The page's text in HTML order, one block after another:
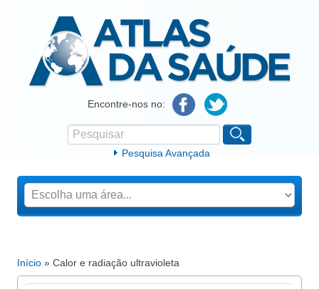
Atlas da SaúdeEncontre-nos no:
Formulário de procura
Pesquisar
Pesquisa Avançada
Está aqui
Início » Calor e radiação ultravioleta